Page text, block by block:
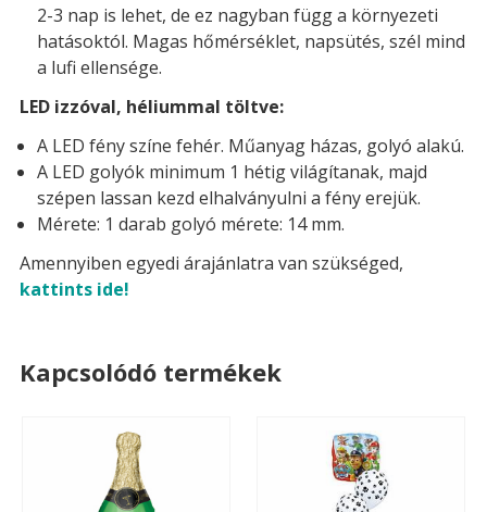
2-3 nap is lehet, de ez nagyban függ a környezeti
hatásoktól. Magas hőmérséklet, napsütés, szél mind
a lufi ellensége.
LED izzóval, héliummal töltve:
A LED fény színe fehér. Műanyag házas, golyó alakú.
A LED golyók minimum 1 hétig világítanak, majd
szépen lassan kezd elhalványulni a fény erejük.
Mérete: 1 darab golyó mérete: 14 mm.
Amennyiben egyedi árajánlatra van szükséged,
kattints ide!
Kapcsolódó termékek